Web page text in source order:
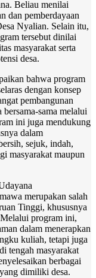
Beliau menilai
dan pemberdayaan
Nyalian. Selain itu,
tersebut dinilai
masyarakat serta
desa.
bahwa program
dengan konsep
pembangunan
sama melalui
ini juga mendukung
dalam
sejuk, indah,
masyarakat maupun
merupakan salah
Tinggi, khususnya
program ini,
dalam menerapkan
kuliah, tetapi juga
tengah masyarakat
berbagai
dimiliki desa.